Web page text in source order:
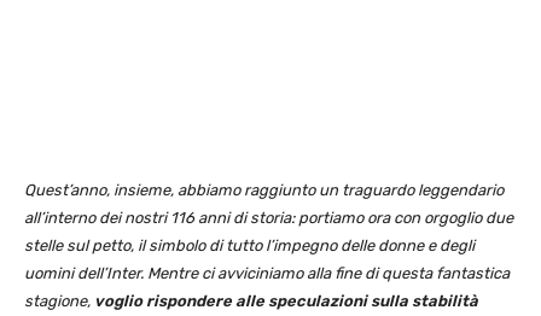
Quest’anno, insieme, abbiamo raggiunto un traguardo leggendario
all’interno dei nostri 116 anni di storia: portiamo ora con orgoglio due
stelle sul petto, il simbolo di tutto l’impegno delle donne e degli
uomini dell’Inter. Mentre ci avviciniamo alla fine di questa fantastica
stagione, voglio rispondere alle speculazioni sulla stabilità